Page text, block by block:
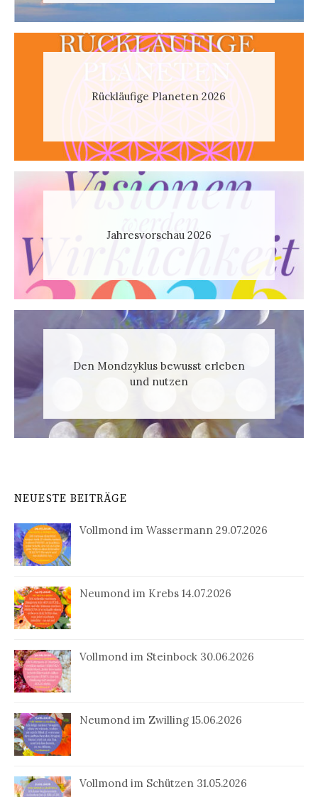
Rückläufige Planeten 2026
Jahresvorschau 2026
Den Mondzyklus bewusst erleben
und nutzen
NEUESTE BEITRÄGE
Vollmond im Wassermann 29.07.2026
Neumond im Krebs 14.07.2026
Vollmond im Steinbock 30.06.2026
Neumond im Zwilling 15.06.2026
Vollmond im Schützen 31.05.2026